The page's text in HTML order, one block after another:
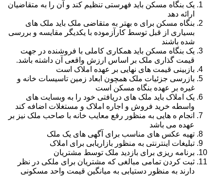
یک بنگاه مسکن باید فهرستی تنظیم کند و آن را به متقاضیان
ارائه دهد
بنگاه مسکن برای ه بهتر به متقاضی ملک باید ملک های
بسیاری از قبل توسط کارآزموده با یکدیگر مقایسه و بررسی
شده باشند
یک بنگاه مسکن باید همکاری کاملی با فروشنده در جهت
قیمت گذاری ملک بر اساس ارزش واقعی آن داشته باشد.
بازبینی قیمت های نهایی بر عهده املاک است
بازرسی جزئیات ملک همچون ابعاد زمین تاسیسات خانه و
غیره بر عهده بنگاه مسکن است
یک املاک باید ملک های دریافتی خود را به وبسایت های
واسطه خرید فروش و اجاره املاک و مستغلات اضافه کند
انجام ه هایی به منظور رفع معایب خانه با صاحب ملک نیز بر
عهده می باشد
تهیه عکس های مناسب برای آگهی های یک ملک
تبلیغات اینترنتی به منظور بازاریابی برای املاک
برنامه ریزی برای بازدید ملک توسط مشتریان
ثبت کردن تمامی مبالغی که مشتریان برای ملکی در نظر
دارند به منظور دستیابی به میانگین قیمت واحد مسکونی